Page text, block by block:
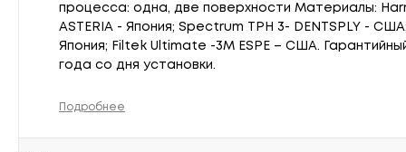
процесса: одна, две поверхности Материалы:
ASTERIA - Япония; Spectrum TPH 3- DENTSPLY -
Япония; Filtek Ultimate -3M ESPE – США.
года со дня установки.
Подробнее